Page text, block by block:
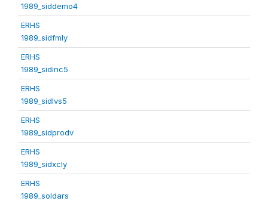
1989_siddemo4
ERHS
1989_sidfmly
ERHS
1989_sidinc5
ERHS
1989_sidlvs5
ERHS
1989_sidprodv
ERHS
1989_sidxcly
ERHS
1989_soldars